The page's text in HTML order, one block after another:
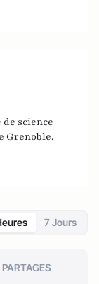
et les
science
Grenoble.
7 Jours